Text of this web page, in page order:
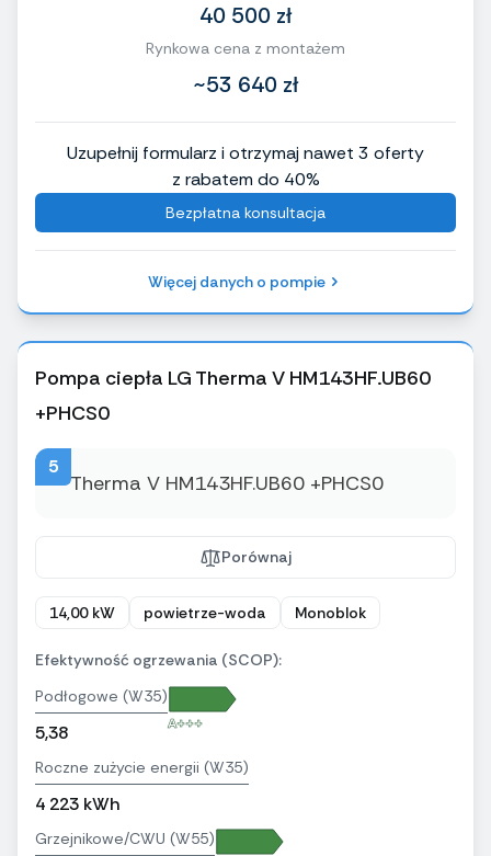
40 500 zł
Rynkowa cena z montażem
~53 640 zł
Uzupełnij formularz i otrzymaj nawet 3 oferty
z rabatem do 40%
Bezpłatna konsultacja
Więcej danych o pompie
Pompa ciepła LG Therma V HM143HF.UB60
+PHCS0
5
Porównaj
14,00 kW powietrze-woda Monoblok
Efektywność ogrzewania (SCOP):
Podłogowe (W35)
5,38 A+++
Roczne zużycie energii (W35)
4 223 kWh
Grzejnikowe/CWU (W55)